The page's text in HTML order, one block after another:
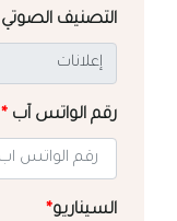
التصنيف الصوتي
رقم الواتس آب *
السيناريو*